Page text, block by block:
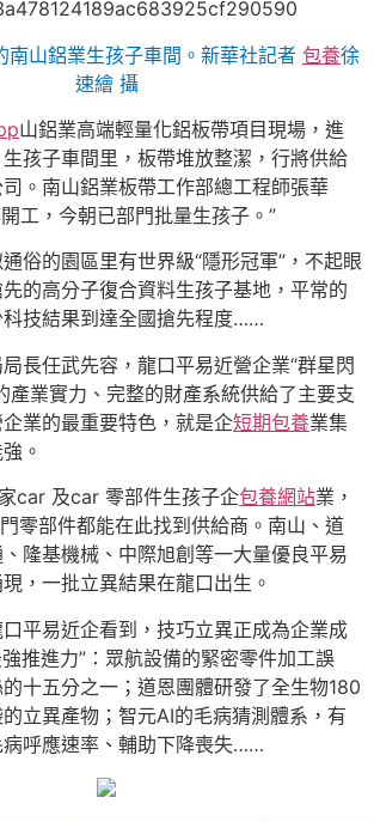
南山鋁業生孩子車間。新華社記者 包養徐
速繪 攝
山鋁業高端輕量化鋁板帶項目現場，進
孩子車間里，板帶堆放整潔，行將供給
。南山鋁業板帶工作部總工程師張華
工，今朝已部門批量生孩子。”
俗的園區里有世界級“隱形冠軍”，不起眼
的高分子復合資料生孩子基地，平常的
科技結果到達全國搶先程度……
長任武先容，龍口平易近營企業“群星閃
產業實力、完整的財產系統供給了主要支
業的最重要特色，就是企短期包養業集
。
car 及car 零部件生孩子企包養網站業，
零部件都能在此找到供給商。南山、道
隆基機械、中際旭創等一大量優良平易
，一批立異結果在龍口出生。
平易近企看到，技巧立異正成為企業成
強推進力”：眾航設備的緊密零件加工誤
十五分之一；道恩團體研發了全生物180
立異產物；智元AI的毛病猜測體系，有
病呼應速率、輔助下降喪失……